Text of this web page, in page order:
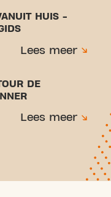
HUIS -
Lees meer
DE
Lees meer